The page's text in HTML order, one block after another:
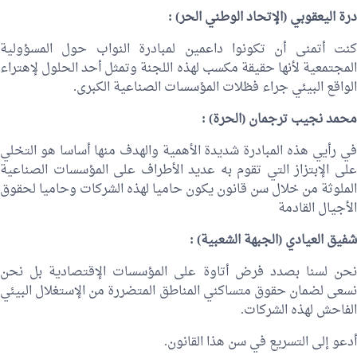
درة اليعقوبي (الإتحاد الوطني الحر) :
كنت أتمنى أن تكونوا داعمين لمبادرة النواب حول المسؤولية
المجتمعية لأنها حقيقة مكسب لهذه اللجنة وتمثل أحد الحلول لإهتراء
الواقع البيئي جراء فظلات المؤسسات الصناعية الكبرى.
محمد نجيب ترجمان(الحرة) :
في رأيي هذه المبادرة شديدة الأهمية والهدف منها أساسا هو التخلي
على الإبتزاز التي تقوم به عديد الأطراف على المؤسسات الصناعية
الملوثة من خلال سن قانون يكون حاميا لهذه الشركات وحاميا لحقوق
الأجيال القادمة
شفيق العيادي(الجبهة الشعبية) :
نحن لسنا بصدد فرض أتاوة على المؤسسات الإقتصادية بل نحن
نسعى لضمان حقوق متساكني المناطق المتضررة من الإستغلال البيئي
الفاحش لهذه الشركات.
أدعو إلى التسريع في سن هذا القانون.